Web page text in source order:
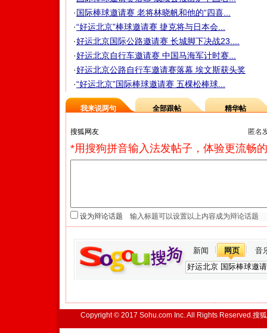
·国际棒球邀请赛 老将林晓帆和他的“四喜...
·“好运北京”棒球邀请赛 捷克将与日本会...
·好运北京国际公路邀请赛 长城脚下决战23....
·好运北京自行车邀请赛 中国马海军计时赛...
·好运北京公路自行车邀请赛落幕 埃文斯获头奖
·“好运北京”国际棒球邀请赛 五棵松棒球...
我来说两句 全部跟帖 精华帖
匿名
*用搜狗拼音输入法发帖子，体验更流畅
设为辩论话题
新闻 网页 音
Copyright © 2017 Sohu.com Inc. All Rights Reserved.搜